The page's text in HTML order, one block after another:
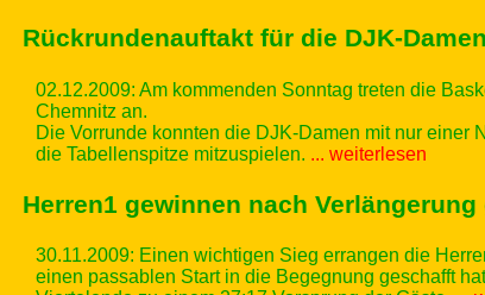
Rückrundenauftakt für die DJK-Damen
02.12.2009: Am kommenden Sonntag treten die
Chemnitz an.
Die Vorrunde konnten die DJK-Damen mit nur
die Tabellenspitze mitzuspielen. ... weiterlesen
Herren1 gewinnen nach
30.11.2009: Einen wichtigen Sieg errangen die
einen passablen Start in die Begegnung geschafft